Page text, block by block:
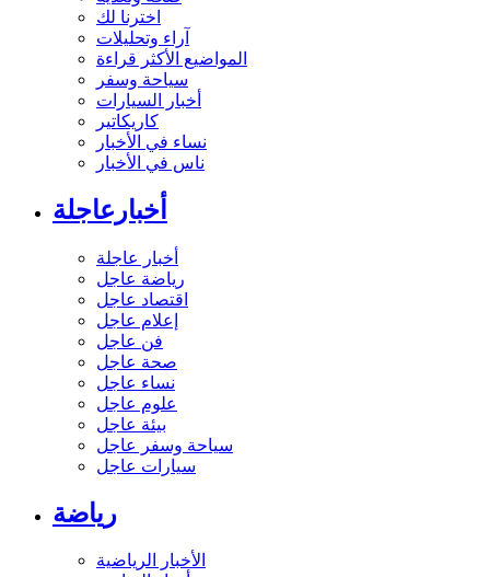
اخترنا لك
آراء وتحليلات
المواضيع الأكثر قراءة
سياحة وسفر
أخبار السيارات
كاريكاتير
نساء في الأخبار
ناس في الأخبار
أخبارعاجلة
أخبار عاجلة
رياضة عاجل
اقتصاد عاجل
إعلام عاجل
فن عاجل
صحة عاجل
نساء عاجل
علوم عاجل
بيئة عاجل
سياحة وسفر عاجل
سيارات عاجل
رياضة
الأخبار الرياضية